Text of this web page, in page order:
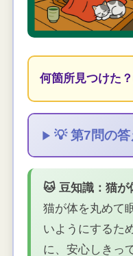
何箇所見つけた？
💡 第7問の
🐱 豆知識：猫が
猫が体を丸めて
いようにするた
に、安心しきっ